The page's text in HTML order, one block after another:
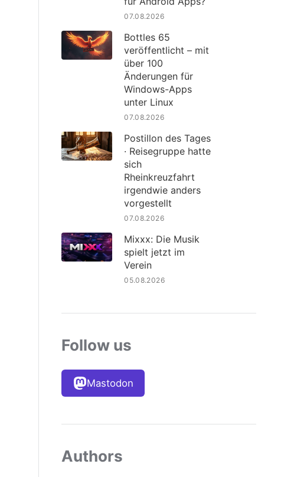
07.08.2026
Bottles 65
veröffentlicht – mit
über 100
Änderungen für
Windows-Apps
unter Linux
07.08.2026
Postillon des Tages
· Reisegruppe hatte
sich
Rheinkreuzfahrt
irgendwie anders
vorgestellt
07.08.2026
Mixxx: Die Musik
spielt jetzt im
Verein
05.08.2026
Follow us
Mastodon
Authors